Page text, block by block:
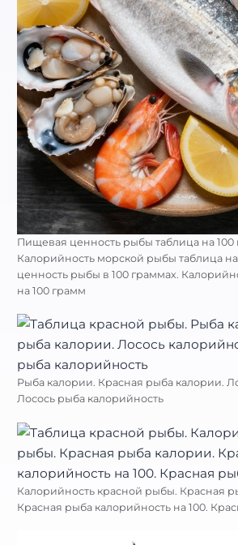
Пищевая ценность рыбы таблица на 100
Калорийность морской рыбы таблица
ценность рыбы в 100 граммах.
на 100 грамм
Рыба калории. Красная рыба калории.
Лосось рыба калорийность
Калорийность красной рыбы. Красная
Красная рыба калорийность на 100.